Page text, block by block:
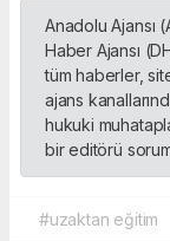
Anadolu Ajansı
Haber Ajansı
tüm haberler,
ajans
hukuki
bir editörü
#uzaktan eğitim